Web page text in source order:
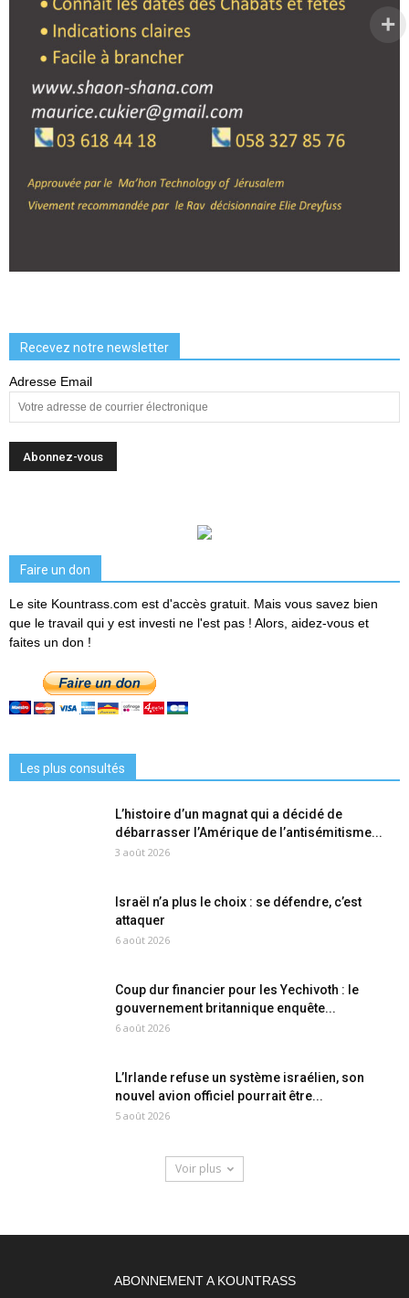
Recevez notre newsletter
Adresse Email
Faire un don
Le site Kountrass.com est d'accès gratuit. Mais vous savez bien
que le travail qui y est investi ne l'est pas ! Alors, aidez-vous et
faites un don !
Les plus consultés
L’histoire d’un magnat qui a décidé de
débarrasser l’Amérique de l’antisémitisme...
3 août 2026
Israël n’a plus le choix : se défendre, c’est
attaquer
6 août 2026
Coup dur financier pour les Yechivoth : le
gouvernement britannique enquête...
6 août 2026
L’Irlande refuse un système israélien, son
nouvel avion officiel pourrait être...
5 août 2026
Voir plus
ABONNEMENT A KOUNTRASS